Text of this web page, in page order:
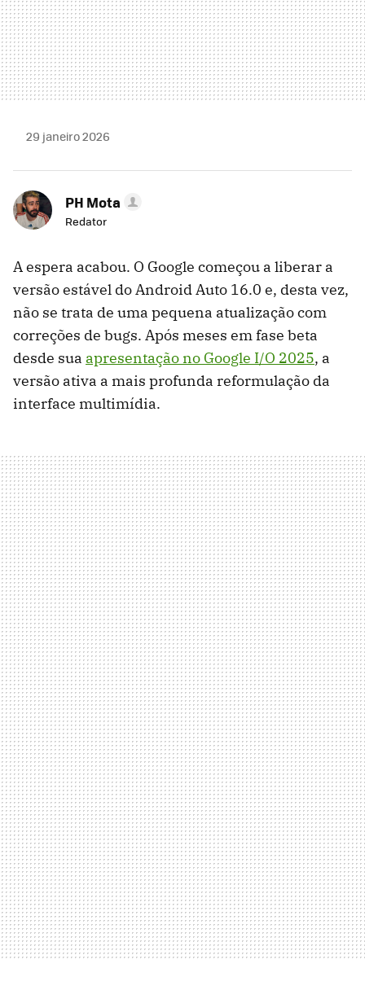
29 janeiro 2026
PH Mota
Redator
A espera acabou. O Google começou a liberar a
versão estável do Android Auto 16.0 e, desta vez,
não se trata de uma pequena atualização com
correções de bugs. Após meses em fase beta
desde sua apresentação no Google I/O 2025, a
versão ativa a mais profunda reformulação da
interface multimídia.